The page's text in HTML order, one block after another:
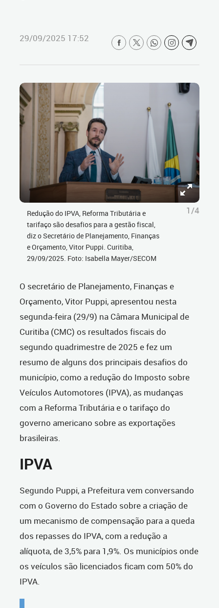
29/09/2025 17:52
Redução do IPVA, Reforma Tributária e
tarifaço são desafios para a gestão fiscal,
diz o Secretário de Planejamento, Finanças
e Orçamento, Vitor Puppi. Curitiba,
29/09/2025. Foto: Isabella Mayer/SECOM
1/4
O secretário de Planejamento, Finanças e
Orçamento, Vitor Puppi, apresentou nesta
segunda-feira (29/9) na Câmara Municipal de
Curitiba (CMC) os resultados fiscais do
segundo quadrimestre de 2025 e fez um
resumo de alguns dos principais desafios do
município, como a redução do Imposto sobre
Veículos Automotores (IPVA), as mudanças
com a Reforma Tributária e o tarifaço do
governo americano sobre as exportações
brasileiras.
IPVA
Segundo Puppi, a Prefeitura vem conversando
com o Governo do Estado sobre a criação de
um mecanismo de compensação para a queda
dos repasses do IPVA, com a redução a
alíquota, de 3,5% para 1,9%. Os municípios onde
os veículos são licenciados ficam com 50% do
IPVA.